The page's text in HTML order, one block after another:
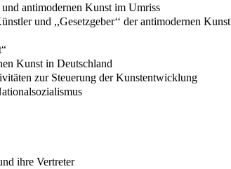
antimodernen Kunst im Umriss
und ,,Gesetzgeber‘‘ der antimodernen Kunst
Kunst in Deutschland
zur Steuerung der Kunstentwicklung
ihre Vertreter